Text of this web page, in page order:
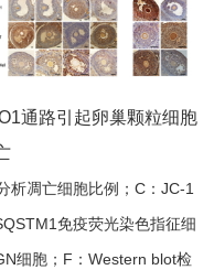
通路引起卵巢颗粒细胞
析凋亡细胞比例；C：JC-1
免疫荧光染色指征细
细胞；F：Western blot检